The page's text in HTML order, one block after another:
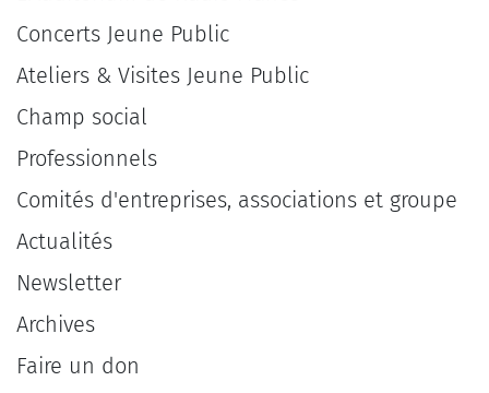
Concerts Jeune Public
Ateliers & Visites Jeune Public
Champ social
Professionnels
Comités d'entreprises, associations et groupe
Actualités
Newsletter
Archives
Faire un don